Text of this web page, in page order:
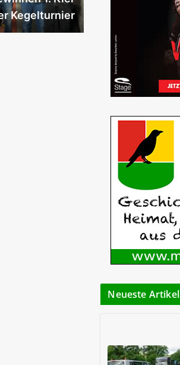
Kegelturnier
Neueste Artikel